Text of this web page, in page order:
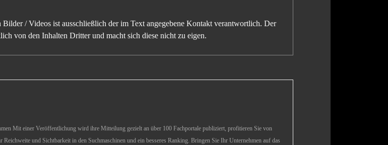
/ Videos ist ausschließlich der im Text angegebene Kontakt verantwortlich. Der
von den Inhalten Dritter und macht sich diese nicht zu eigen.
Mit einer Veröffentlichung wird ihre Mitteilung gezielt an über 100 Fachportale publiziert, profitieren Sie von
und Sichtbarkeit in den Suchmaschinen und ein besseres Ranking. Bringen Sie Ihr Unternehmen auf das